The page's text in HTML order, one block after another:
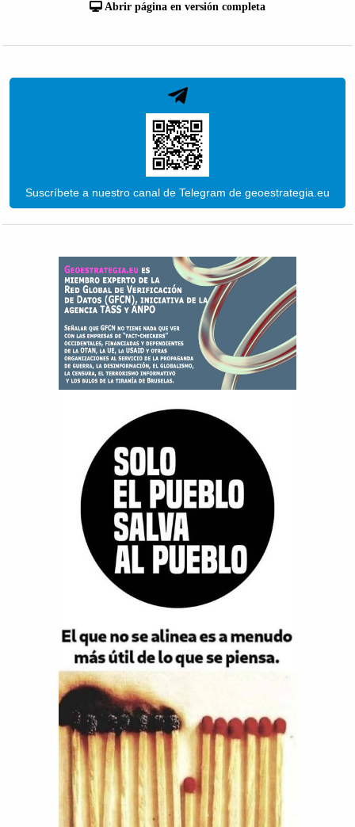
Abrir página en versión completa
Suscríbete a nuestro canal de Telegram de geoestrategia.eu